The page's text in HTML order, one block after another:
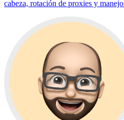
cabeza, rotación de proxies y